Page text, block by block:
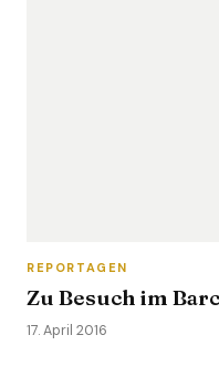
REPORTAGEN
Zu Besuch im
17. April 2016